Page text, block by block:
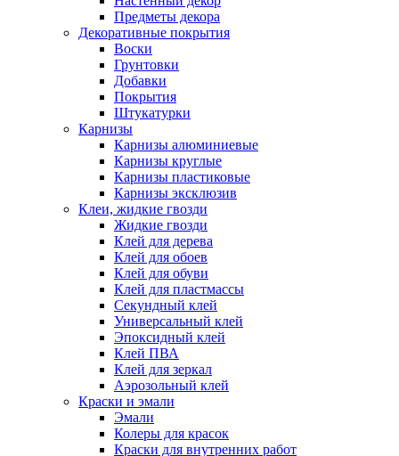
Предметы декора
Декоративные покрытия
Воски
Грунтовки
Добавки
Покрытия
Штукатурки
Карнизы
Карнизы алюминиевые
Карнизы круглые
Карнизы пластиковые
Карнизы эксклюзив
Клеи, жидкие гвозди
Жидкие гвозди
Клей для дерева
Клей для обоев
Клей для обуви
Клей для пластмассы
Секундный клей
Универсальный клей
Эпоксидный клей
Клей ПВА
Клей для зеркал
Аэрозольный клей
Краски и эмали
Эмали
Колеры для красок
Краски для внутренних работ